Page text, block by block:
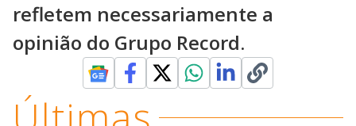
refletem necessariamente a
opinião do Grupo Record.